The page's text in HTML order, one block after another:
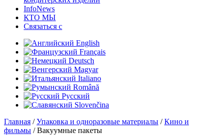
InfoNews
КТО МЫ
Связаться с
English
Français
Deutsch
Magyar
Italiano
Română
Русский
Slovenčina
Главная /Упаковка и одноразовые материалы /Кино и
фильмы / Вакуумные пакеты